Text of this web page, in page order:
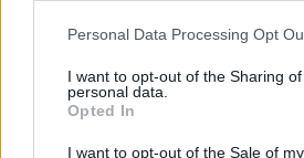
Please note that this website/app
not limited to your visit or usage
grant or deny consent to Google and
use your data for below specified
consent section.
Personal Data Processing Opt
I want to opt-out of the Sharing
personal data.
Opted In
I want to opt-out of the Sale of my